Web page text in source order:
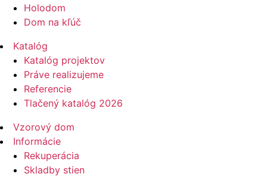
Holodom
Dom na kľúč
Katalóg
Katalóg projektov
Práve realizujeme
Referencie
Tlačený katalóg 2026
Vzorový dom
Informácie
Rekuperácia
Skladby stien